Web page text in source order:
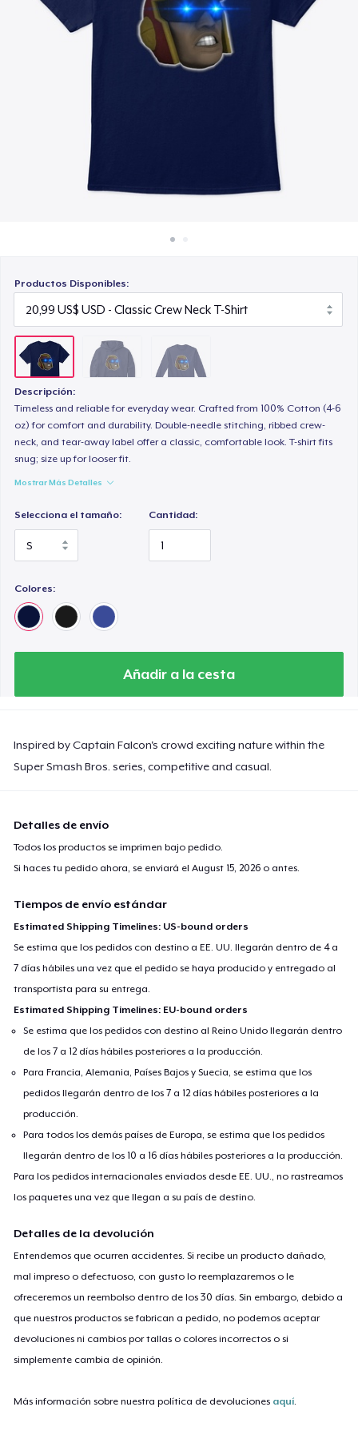
Venda en todas partes
Venda lo que sea
Productos Disponibles:
Descripción:
Timeless and reliable for everyday wear. Crafted from 100% Cotton (4-6
oz) for comfort and durability. Double-needle stitching, ribbed crew-
neck, and tear-away label offer a classic, comfortable look. T-shirt fits
snug; size up for looser fit.
Mostrar Más Detalles
Selecciona el tamaño: Cantidad:
Colores:
Añadir a la cesta
Inspired by Captain Falcon's crowd exciting nature within the
Super Smash Bros. series, competitive and casual.
Detalles de envío
Todos los productos se imprimen bajo pedido.
Si haces tu pedido ahora, se enviará elAugust 15, 2026 o antes.
Tiempos de envío estándar
Estimated Shipping Timelines: US-bound orders
Se estima que los pedidos con destino a EE. UU. llegarán dentro de 4 a
7 días hábiles una vez que el pedido se haya producido y entregado al
transportista para su entrega.
Estimated Shipping Timelines: EU-bound orders
Se estima que los pedidos con destino al Reino Unido llegarán dentro
de los 7 a 12 días hábiles posteriores a la producción.
Para Francia, Alemania, Países Bajos y Suecia, se estima que los
pedidos llegarán dentro de los 7 a 12 días hábiles posteriores a la
producción.
Para todos los demás países de Europa, se estima que los pedidos
llegarán dentro de los 10 a 16 días hábiles posteriores a la producción.
Para los pedidos internacionales enviados desde EE. UU., no rastreamos
los paquetes una vez que llegan a su país de destino.
Detalles de la devolución
Entendemos que ocurren accidentes. Si recibe un producto dañado,
mal impreso o defectuoso, con gusto lo reemplazaremos o le
ofreceremos un reembolso dentro de los 30 días. Sin embargo, debido a
que nuestros productos se fabrican a pedido, no podemos aceptar
devoluciones ni cambios por tallas o colores incorrectos o si
simplemente cambia de opinión.
Más información sobre nuestra política de devoluciones aquí.